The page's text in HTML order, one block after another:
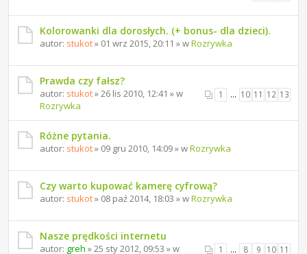
Kolorowanki dla dorosłych. (+ bonus- dla dzieci).
autor: stukot» 01 wrz 2015, 20:11 » wRozrywka
Prawda czy fałsz?
1 … 10 11 12 13
autor: stukot» 26 lis 2010, 12:41 » w
Rozrywka
Różne pytania.
autor: stukot» 09 gru 2010, 14:09 » wRozrywka
Czy warto kupować kamerę cyfrową?
autor: stukot» 08 paź 2014, 18:03 » wRozrywka
Nasze prędkości internetu
1 … 8 9 10 11
autor: greh » 25 sty 2012, 09:53 » w